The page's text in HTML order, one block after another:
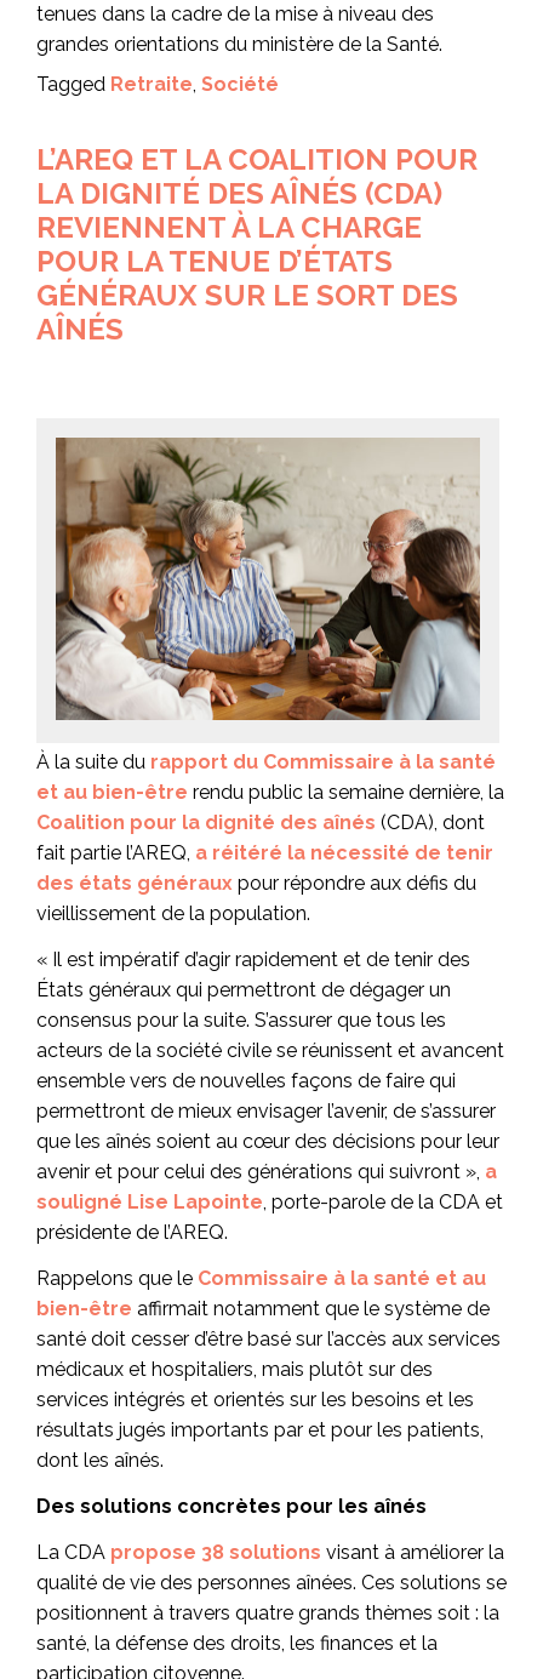
tenues dans la cadre de la mise à niveau des
grandes orientations du ministère de la Santé.
Tagged Retraite, Société
L’AREQ ET LA COALITION POUR
LA DIGNITÉ DES AÎNÉS (CDA)
REVIENNENT À LA CHARGE
POUR LA TENUE D’ÉTATS
GÉNÉRAUX SUR LE SORT DES
AÎNÉS
À la suite du rapport du Commissaire à la santé
et au bien-être rendu public la semaine dernière, la
Coalition pour la dignité des aînés (CDA), dont
fait partie l’AREQ, a réitéré la nécessité de tenir
des états généraux pour répondre aux défis du
vieillissement de la population.
« Il est impératif d’agir rapidement et de tenir des
États généraux qui permettront de dégager un
consensus pour la suite. S’assurer que tous les
acteurs de la société civile se réunissent et avancent
ensemble vers de nouvelles façons de faire qui
permettront de mieux envisager l’avenir, de s’assurer
que les aînés soient au cœur des décisions pour leur
avenir et pour celui des générations qui suivront », a
souligné Lise Lapointe, porte-parole de la CDA et
présidente de l’AREQ.
Rappelons que le Commissaire à la santé et au
bien-être affirmait notamment que le système de
santé doit cesser d’être basé sur l’accès aux services
médicaux et hospitaliers, mais plutôt sur des
services intégrés et orientés sur les besoins et les
résultats jugés importants par et pour les patients,
dont les aînés.
Des solutions concrètes pour les aînés
La CDA propose 38 solutions visant à améliorer la
qualité de vie des personnes aînées. Ces solutions se
positionnent à travers quatre grands thèmes soit : la
santé, la défense des droits, les finances et la
participation citoyenne.